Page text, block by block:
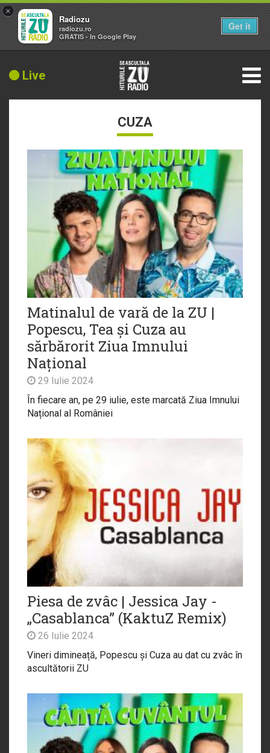
Live
CUZA
Matinalul de vară de la ZU |
Popescu, Tea și Cuza au
sărbărorit Ziua Imnului
Național
29 Iulie 2024
În fiecare an, pe 29 iulie, este marcată Ziua Imnului
Național al României
Piesa de zvâc | Jessica Jay -
„Casablanca” (KaktuZ Remix)
26 Iulie 2024
Vineri dimineață, Popescu și Cuza au dat cu zvâc în
ascultătorii ZU
×
Radiozu
radiozu.ro
GRATIS - In Google Play
Get it